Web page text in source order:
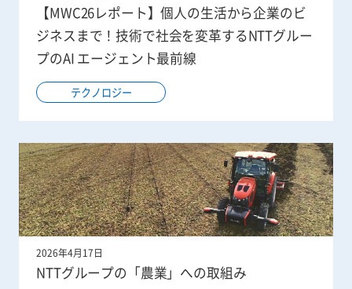
【MWC26レポート】個人の生活から企業のビ
ジネスまで！技術で社会を変革するNTTグルー
プのAI エージェント最前線
テクノロジー
2026年4月17日
NTTグループの「農業」への取組み